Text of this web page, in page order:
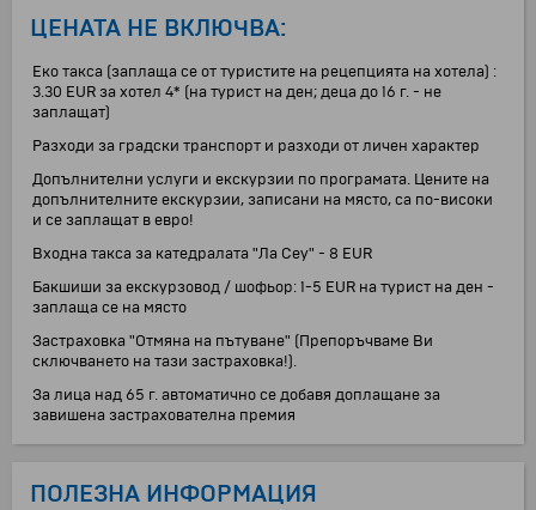
ЦЕНАТА НЕ ВКЛЮЧВА:
Еко такса (заплаща се от туристите на рецепцията на хотела) :
3.30 EUR за хотел 4* (на турист на ден; деца до 16 г. - не
заплащат)
Разходи за градски транспорт и разходи от личен характер
Допълнителни услуги и екскурзии по програмата. Цените на
допълнителните екскурзии, записани на място, са по-високи
и се заплащат в евро!
Входна такса за катедралата "Ла Сеу" - 8 EUR
Бакшиши за екскурзовод / шофьор: 1-5 EUR на турист на ден -
заплаща се на място
Застраховка "Отмяна на пътуване" (Препоръчваме Ви
сключването на тази застраховка!).
За лица над 65 г. автоматично се добавя доплащане за
завишена застрахователна премия
ПОЛЕЗНА ИНФОРМАЦИЯ